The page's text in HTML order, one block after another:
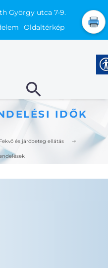
György utca 7-9.
Oldaltérkép
IDŐK
Fekvő és járóbeteg ellátás